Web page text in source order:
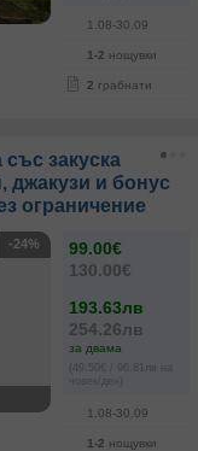
1.08-30.09
1-2 нощувки
2 грабнати
закуска
джакузи и бонус
ограничение
99.00€
130.00€
193.63лв
254.26лв
за двама
(49.50€ / 96.81лв на
човек/ден)
1.08-30.09
1-2 нощувки
-24%